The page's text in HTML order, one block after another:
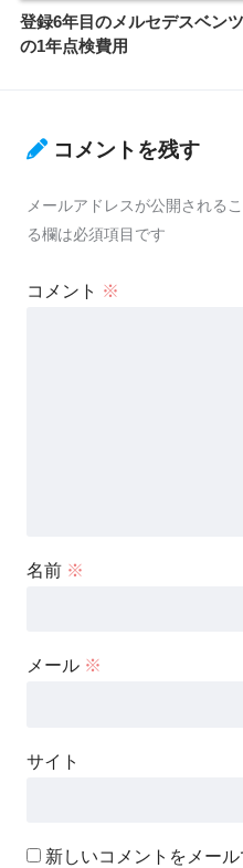
登録6年目のメルセデスベン
の1年点検費用
コメントを残す
メールアドレスが公開される
る欄は必須項目です
コメント ※
名前 ※
メール ※
サイト
新しいコメントをメー